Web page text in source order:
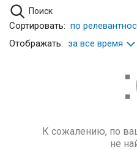
Поиск
Сортировать: по
Отображать: за все время
К сожалению, по
не